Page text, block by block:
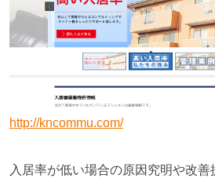
http://kncommu.com/
入居率が低い場合の原因究明や改